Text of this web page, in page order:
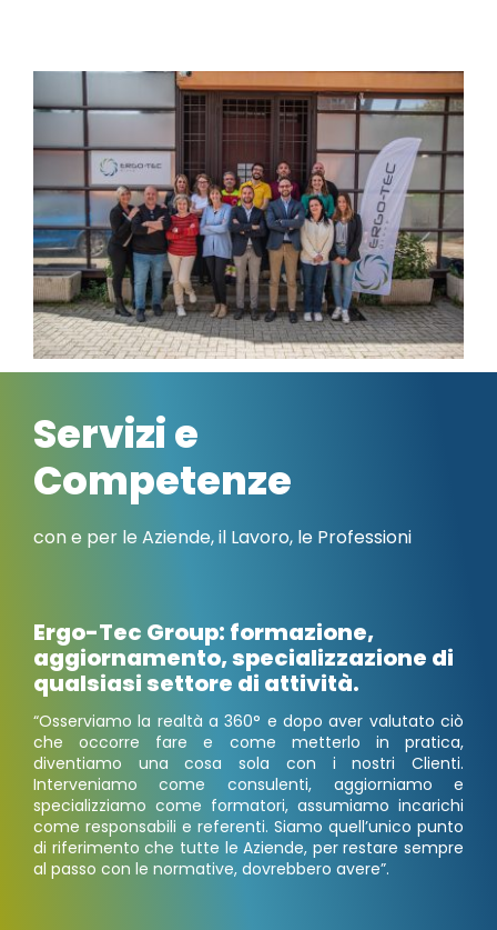
Servizi e
Competenze
con e per le Aziende, il Lavoro, le Professioni
Ergo-Tec Group: formazione,
aggiornamento, specializzazione di
qualsiasi settore di attività.
“Osserviamo la realtà a 360° e dopo aver valutato ciò
che occorre fare e come metterlo in pratica,
diventiamo una cosa sola con i nostri Clienti.
Interveniamo come consulenti, aggiorniamo e
specializziamo come formatori, assumiamo incarichi
come responsabili e referenti. Siamo quell’unico punto
di riferimento che tutte le Aziende, per restare sempre
al passo con le normative, dovrebbero avere”.